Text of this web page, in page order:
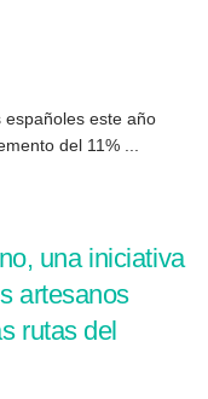
españoles este año
del 11% ...
una iniciativa
artesanos
rutas del